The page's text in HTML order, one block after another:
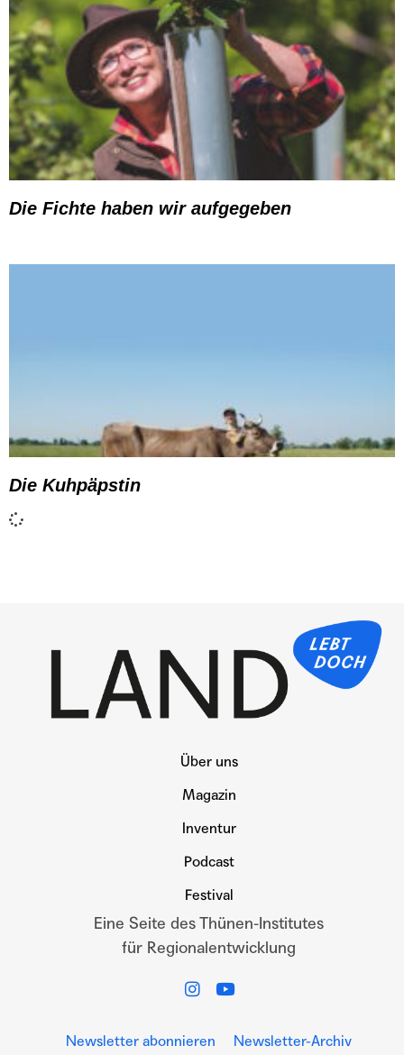
Die Fichte haben wir aufgegeben
Die Kuhpäpstin
Über uns
Magazin
Inventur
Podcast
Festival
Eine Seite des Thünen-Institutes
für Regionalentwicklung
Newsletter abonnieren Newsletter-Archiv